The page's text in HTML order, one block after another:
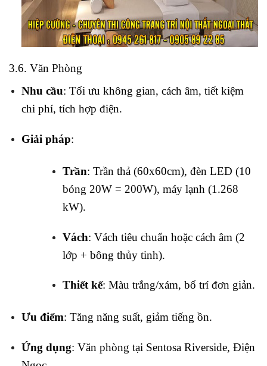
3.6. Văn Phòng
Nhu cầu: Tối ưu không gian, cách âm, tiết kiệm
chi phí, tích hợp điện.
Giải pháp:
Trần: Trần thả (60x60cm), đèn LED (10
bóng 20W = 200W), máy lạnh (1.268
kW).
Vách: Vách tiêu chuẩn hoặc cách âm (2
lớp + bông thủy tinh).
Thiết kế: Màu trắng/xám, bố trí đơn giản.
Ưu điểm: Tăng năng suất, giảm tiếng ồn.
Ứng dụng: Văn phòng tại Sentosa Riverside, Điện